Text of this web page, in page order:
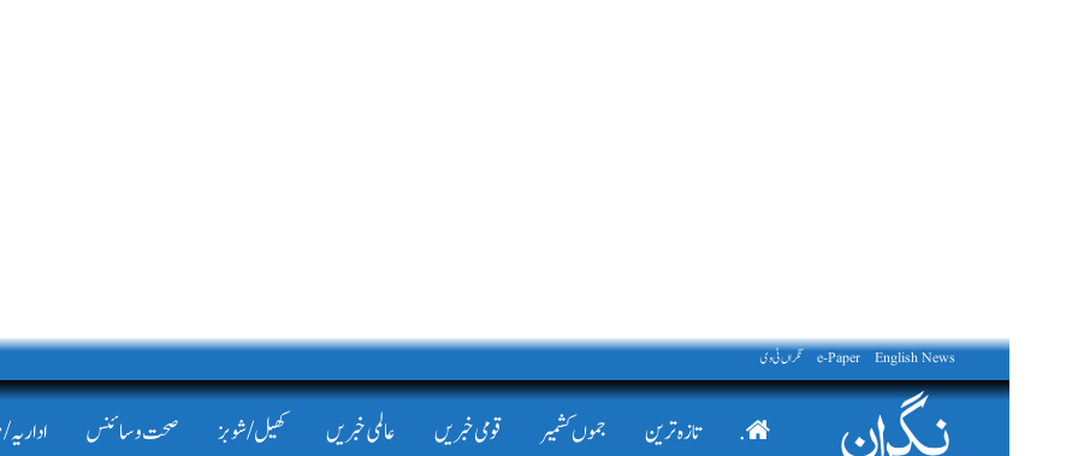
English News
e-Paper نگراں ٹی وی
. تازہ ترین جموں کشمیر قومی خبریں عالمی خبریں کھیل/شوبز صحت و سائنس